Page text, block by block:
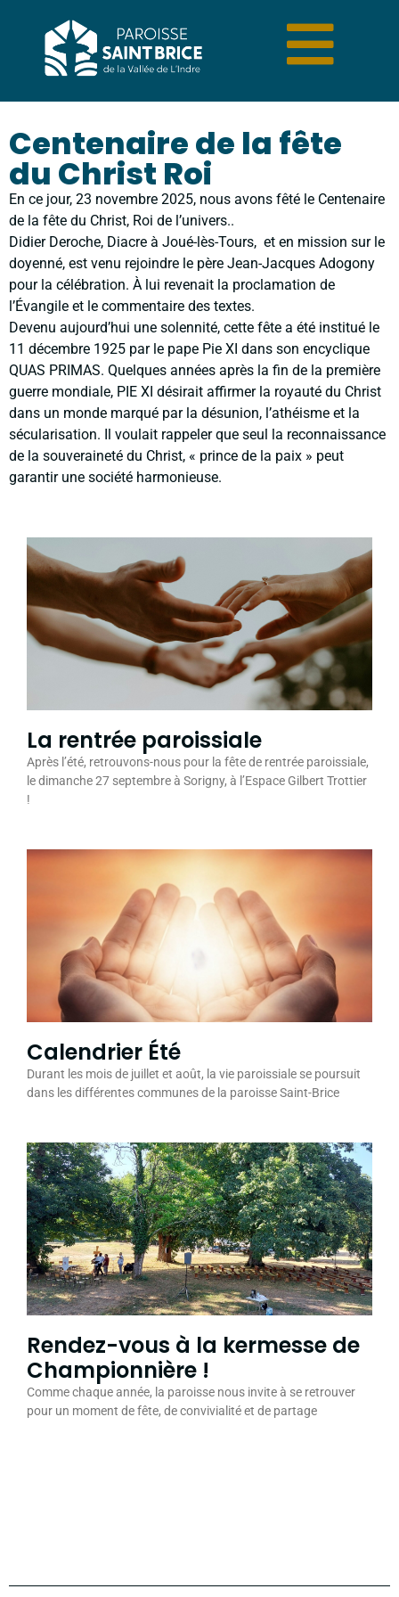
Centenaire de la fête
du Christ Roi
En ce jour, 23 novembre 2025, nous avons fêté le Centenaire
de la fête du Christ, Roi de l’univers..
Didier Deroche, Diacre à Joué-lès-Tours, et en mission sur le
doyenné, est venu rejoindre le père Jean-Jacques Adogony
pour la célébration. À lui revenait la proclamation de
l’Évangile et le commentaire des textes.
Devenu aujourd’hui une solennité, cette fête a été institué le
11 décembre 1925 par le pape Pie XI dans son encyclique
QUAS PRIMAS. Quelques années après la fin de la première
guerre mondiale, PIE XI désirait affirmer la royauté du Christ
dans un monde marqué par la désunion, l’athéisme et la
sécularisation. Il voulait rappeler que seul la reconnaissance
de la souveraineté du Christ, « prince de la paix » peut
garantir une société harmonieuse.
La rentrée paroissiale
Après l’été, retrouvons-nous pour la fête de rentrée paroissiale,
le dimanche 27 septembre à Sorigny, à l’Espace Gilbert Trottier
!
Calendrier Été
Durant les mois de juillet et août, la vie paroissiale se poursuit
dans les différentes communes de la paroisse Saint-Brice
Rendez-vous à la kermesse de
Championnière !
Comme chaque année, la paroisse nous invite à se retrouver
pour un moment de fête, de convivialité et de partage